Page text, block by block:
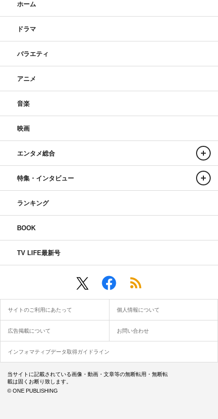
ホーム
ドラマ
バラエティ
アニメ
音楽
映画
エンタメ総合
特集・インタビュー
ランキング
BOOK
TV LIFE最新号
サイトのご利用にあたって 個人情報について
広告掲載について お問い合わせ
インフォマティブデータ取得ガイドライン
当サイトに記載されている画像・動画・文章等の無断転用・無断転
載は固くお断り致します。
© ONE PUBLISHING